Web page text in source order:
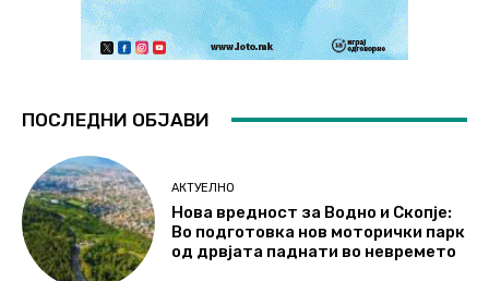
ПОСЛЕДНИ ОБЈАВИ
АКТУЕЛНО
Нова вредност за Водно и Скопје:
Во подготовка нов моторички парк
од дрвјата паднати во невремето